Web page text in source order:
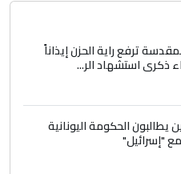
ترفع راية الحزن إيذاناً
ذكرى استشهاد الر...
يطالبون الحكومة اليونانية
"إسرائيل"